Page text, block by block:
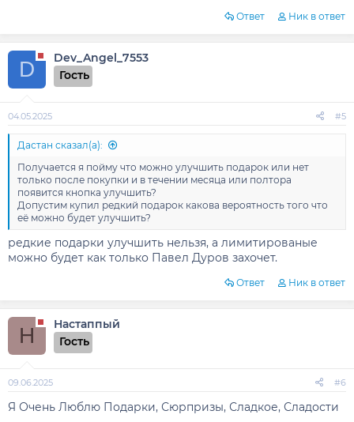
Ответ Ник в ответ
D Dev_Angel_7553
Гость
04.05.2025 #5
Дастан сказал(а):
Получается я пойму что можно улучшить подарок или нет
только после покупки и в течении месяца или полтора
появится кнопка улучшить?
Допустим купил редкий подарок какова вероятность того что
её можно будет улучшить?
редкие подарки улучшить нельзя, а лимитированые
можно будет как только Павел Дуров захочет.
Ответ Ник в ответ
Н Настаппый
Гость
09.06.2025 #6
Я Очень Люблю Подарки, Сюрпризы, Сладкое, Сладости